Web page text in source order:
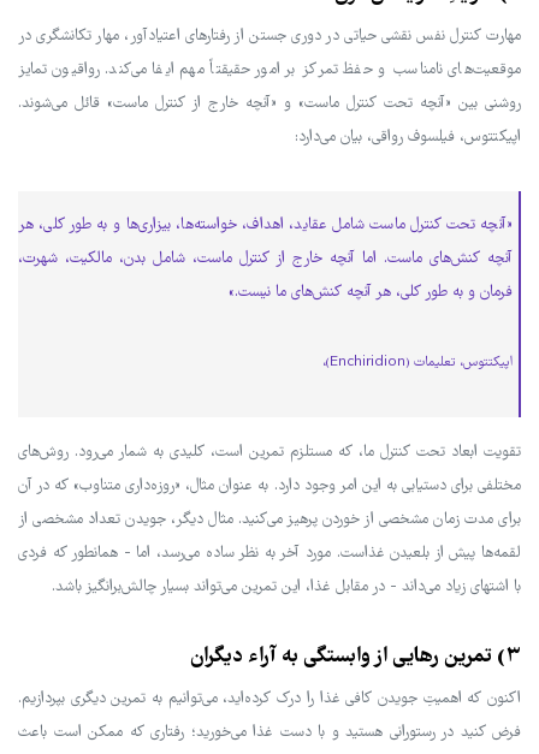
مهارت کنترل نفس نقشی حیاتی در دوری جستن از رفتارهای اعتیادآور، مهار تکانشگری در
موقعیت‌های نامناسب و حفظ تمرکز بر امور حقیقتاً مهم ایفا می‌کند. رواقیون تمایز
روشنی بین «آنچه تحت کنترل ماست» و «آنچه خارج از کنترل ماست» قائل می‌شوند.
اپیکتتوس، فیلسوف رواقی، بیان می‌دارد:
«آنچه تحت کنترل ماست شامل عقاید، اهداف، خواسته‌ها، بیزاری‌ها و به طور کلی، هر
آنچه کنش‌های ماست. اما آنچه خارج از کنترل ماست، شامل بدن، مالکیت، شهرت،
فرمان و به طور کلی، هر آنچه کنش‌های ما نیست.»
اپیکتتوس، تعلیمات (Enchiridion)،
تقویت ابعاد تحت کنترل ما، که مستلزم تمرین است، کلیدی به شمار می‌رود. روش‌های
مختلفی برای دستیابی به این امر وجود دارد. به عنوان مثال، «روزه‌داری متناوب» که در آن
برای مدت زمان مشخصی از خوردن پرهیز می‌کنید. مثال دیگر، جویدن تعداد مشخصی از
لقمه‌ها پیش از بلعیدن غذاست. مورد آخر به نظر ساده می‌رسد، اما - همانطور که فردی
با اشتهای زیاد می‌داند - در مقابل غذا، این تمرین می‌تواند بسیار چالش‌برانگیز باشد.
۳) تمرین رهایی از وابستگی به آراء دیگران
اکنون که اهمیتِ جویدن کافی غذا را درک کرده‌اید، می‌توانیم به تمرین دیگری بپردازیم.
فرض کنید در رستورانی هستید و با دست غذا می‌خورید؛ رفتاری که ممکن است باعث